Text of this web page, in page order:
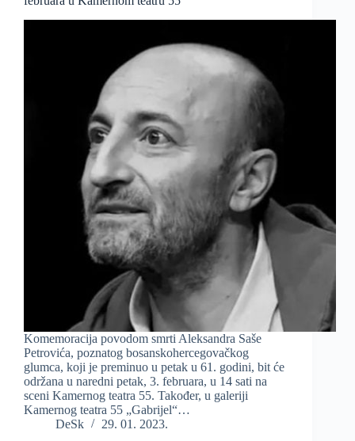
Komemoracija povodom smrti Aleksandra Saše
Petrovića, poznatog bosanskohercegovačkog
glumca, koji je preminuo u petak u 61. godini, bit će
održana u naredni petak, 3. februara, u 14 sati na
sceni Kamernog teatra 55. Također, u galeriji
Kamernog teatra 55 „Gabrijel“…
DeSk
29. 01. 2023.